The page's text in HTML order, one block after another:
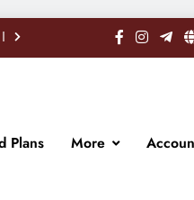
Plans More